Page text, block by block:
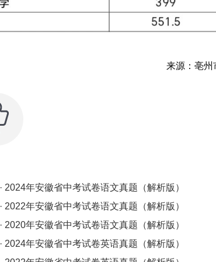
来源：亳州
· 2024年安徽省中考试卷语文真题（解析版）
· 2022年安徽省中考试卷语文真题（解析版）
· 2020年安徽省中考试卷语文真题（解析版）
· 2024年安徽省中考试卷英语真题（解析版）